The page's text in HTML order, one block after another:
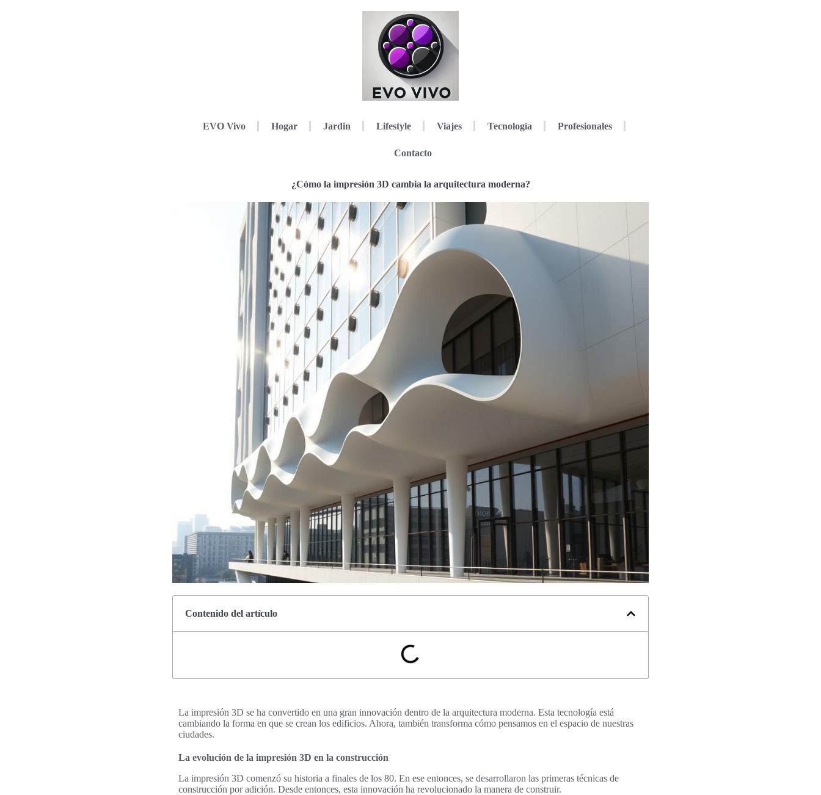
EVO Vivo Hogar Jardin Lifestyle Viajes Tecnología Profesionales
Contacto
¿Cómo la impresión 3D cambia la arquitectura moderna?
Contenido del artículo
La impresión 3D se ha convertido en una gran innovación dentro de la arquitectura moderna. Esta tecnología está
cambiando la forma en que se crean los edificios. Ahora, también transforma cómo pensamos en el espacio de nuestras
ciudades.
La evolución de la impresión 3D en la construcción
La impresión 3D comenzó su historia a finales de los 80. En ese entonces, se desarrollaron las primeras técnicas de
construcción por adición. Desde entonces, esta innovación ha revolucionado la manera de construir.